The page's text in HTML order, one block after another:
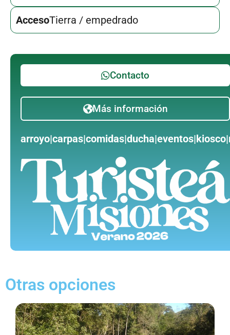
AccesoTierra / empedrado
Contacto
Más información
Otras opciones